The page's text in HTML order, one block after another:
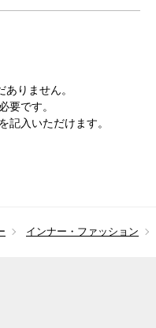
りません。
要です。
記入いただけます。
インナー・ファッション